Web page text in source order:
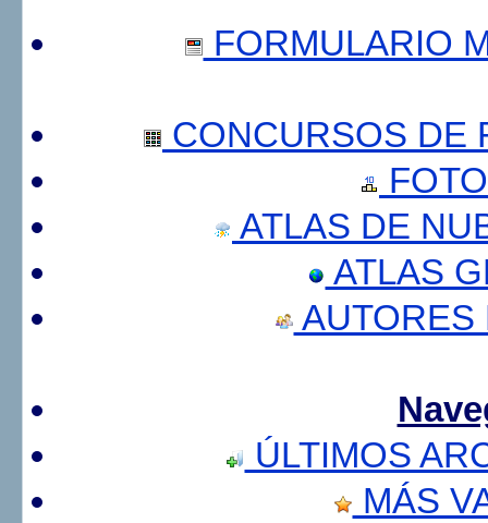
FORMULARIO
CONCURSOS DE
ATLAS DE
ATLAS
AUTORES
ÚLTIMOS
MÁS